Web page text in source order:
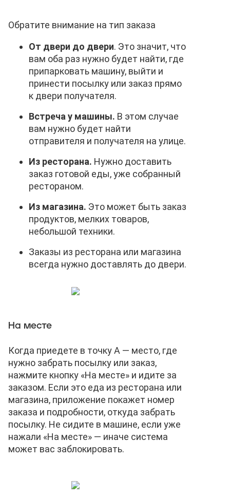
Обратите внимание на тип заказа
От двери до двери. Это значит, что
вам оба раз нужно будет найти, где
припарковать машину, выйти и
принести посылку или заказ прямо
к двери получателя.
Встреча у машины. В этом случае
вам нужно будет найти
отправителя и получателя на улице.
Из ресторана. Нужно доставить
заказ готовой еды, уже собранный
рестораном.
Из магазина. Это может быть заказ
продуктов, мелких товаров,
небольшой техники.
Заказы из ресторана или магазина
всегда нужно доставлять до двери.
На месте
Когда приедете в точку А — место, где
нужно забрать посылку или заказ,
нажмите кнопку «На месте» и идите за
заказом. Если это еда из ресторана или
магазина, приложение покажет номер
заказа и подробности, откуда забрать
посылку. Не сидите в машине, если уже
нажали «На месте» — иначе система
может вас заблокировать.